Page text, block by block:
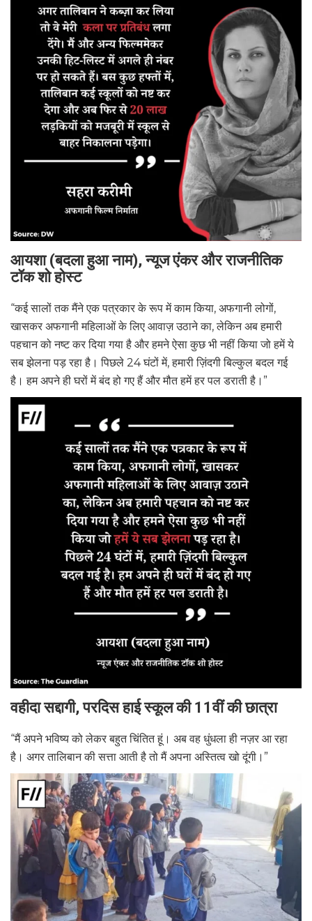
आयशा (बदला हुआ नाम), न्यूज एंकर और राजनीतिक
टॉक शो होस्ट
“कई सालों तक मैंने एक पत्रकार के रूप में काम किया, अफगानी लोगों,
खासकर अफगानी महिलाओं के लिए आवाज़ उठाने का, लेकिन अब हमारी
पहचान को नष्ट कर दिया गया है और हमने ऐसा कुछ भी नहीं किया जो हमें ये
सब झेलना पड़ रहा है। पिछले 24 घंटों में, हमारी ज़िंदगी बिल्कुल बदल गई
है। हम अपने ही घरों में बंद हो गए हैं और मौत हमें हर पल डराती है।”
वहीदा सद्दागी, परदिस हाई स्कूल की 11वीं की छात्रा
“मैं अपने भविष्य को लेकर बहुत चिंतित हूं। अब वह धुंधला ही नज़र आ रहा
है। अगर तालिबान की सत्ता आती है तो मैं अपना अस्तित्व खो दूंगी।”